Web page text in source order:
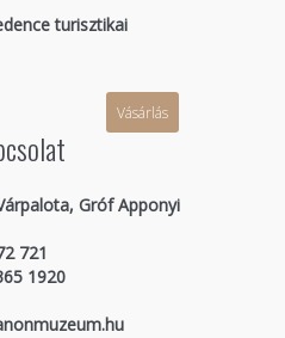
turisztikai
Vásárlás
Gróf Apponyi
721
1920